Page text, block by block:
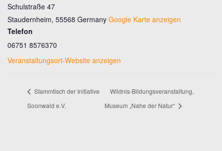
Schulstraße 47
Staudernheim, 55568 Germany Google Karte anzeigen
Telefon
06751 8576370
Veranstaltungsort-Website anzeigen
Stammtisch der Initiative
Soonwald e.V.
Wildnis-Bildungsveranstaltung,
Museum „Nahe der Natur“